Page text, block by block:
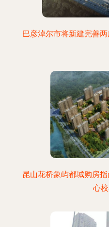
巴彦淖尔市将新建完善
昆山花桥象屿都城购房
心